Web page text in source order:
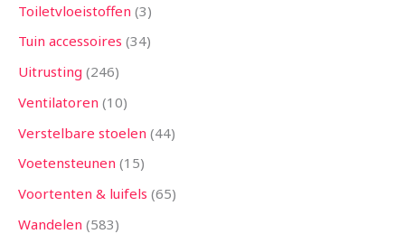
Toiletvloeistoffen 3
Tuin accessoires 34
Uitrusting 246
Ventilatoren 10
Verstelbare stoelen 44
Voetensteunen 15
Voortenten & luifels 65
Wandelen 583